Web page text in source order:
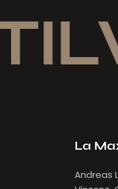
La
Andreas